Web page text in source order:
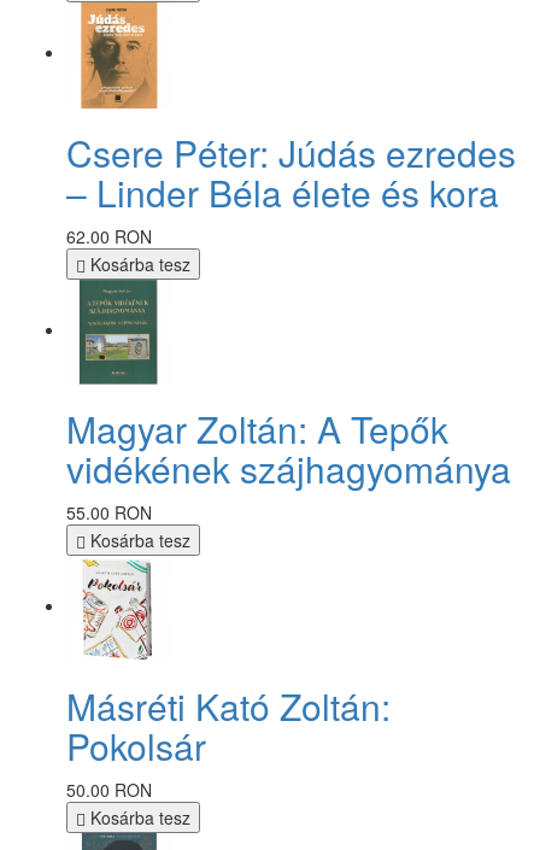
Csere Péter: Júdás ezredes
– Linder Béla élete és kora
62.00 RON
Kosárba tesz
Magyar Zoltán: A Tepők
vidékének szájhagyománya
55.00 RON
Kosárba tesz
Másréti Kató Zoltán:
Pokolsár
50.00 RON
Kosárba tesz